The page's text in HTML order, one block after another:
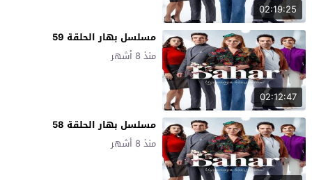
02:19:25
02:12:47
مسلسل بهار الحلقة 59
منذ 8 أشهر
مسلسل بهار الحلقة 58
منذ 8 أشهر